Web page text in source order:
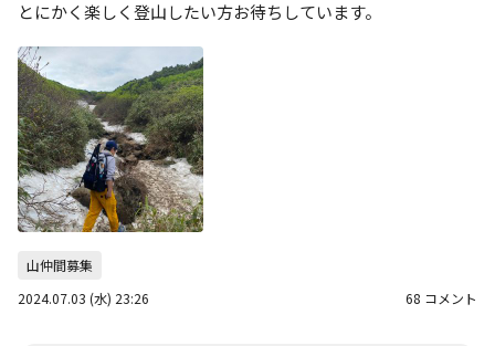
山仲間募集
2024.07.03 (水) 23:26
68 コメント